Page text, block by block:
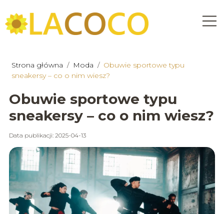
Strona główna / Moda / Obuwie sportowe typu
sneakersy – co o nim wiesz?
Obuwie sportowe typu
sneakersy – co o nim wiesz?
Data publikacji: 2025-04-13